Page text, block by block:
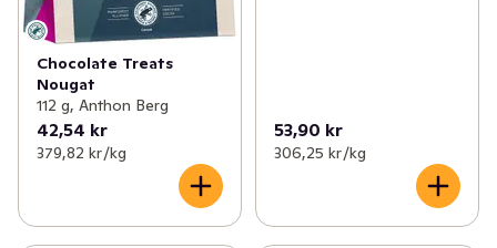
Chocolate Treats
Nougat
112 g, Anthon Berg
42,54 kr
379,82 kr /kg
53,90 kr
306,25 kr /kg